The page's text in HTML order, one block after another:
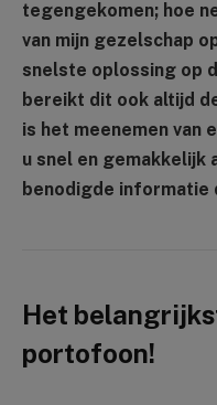
tegengekomen; hoe
van mijn gezelschap
snelste oplossing op
bereikt dit ook altijd
is het meenemen van
u snel en gemakkelijk
benodigde informatie
Het
portofoon!